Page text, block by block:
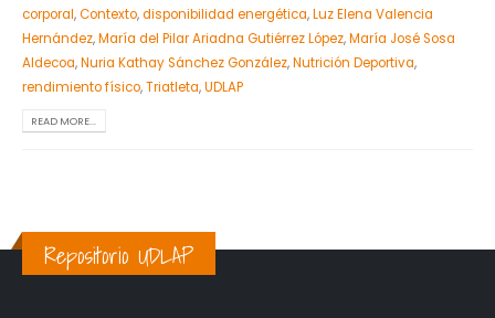
corporal,Contexto,disponibilidad energética,Luz Elena Valencia
Hernández,María del Pilar Ariadna Gutiérrez López,María José Sosa
Aldecoa,Nuria Kathay Sánchez González,Nutrición Deportiva,
rendimiento físico,Triatleta,UDLAP
READ MORE...
Repositorio UDLAP